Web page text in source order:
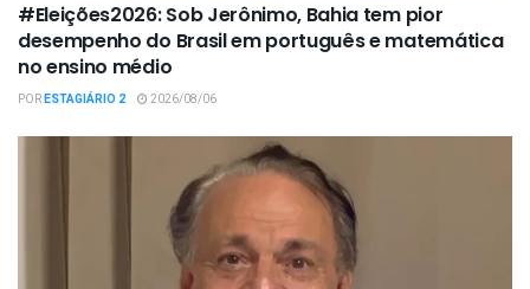
#Eleições2026: Sob Jerônimo, Bahia tem pior
desempenho do Brasil em português e matemática
no ensino médio
PORESTAGIÁRIO 2 2026/08/06